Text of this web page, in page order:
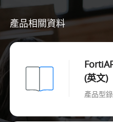
產品相關資料
(英文)
產品型錄